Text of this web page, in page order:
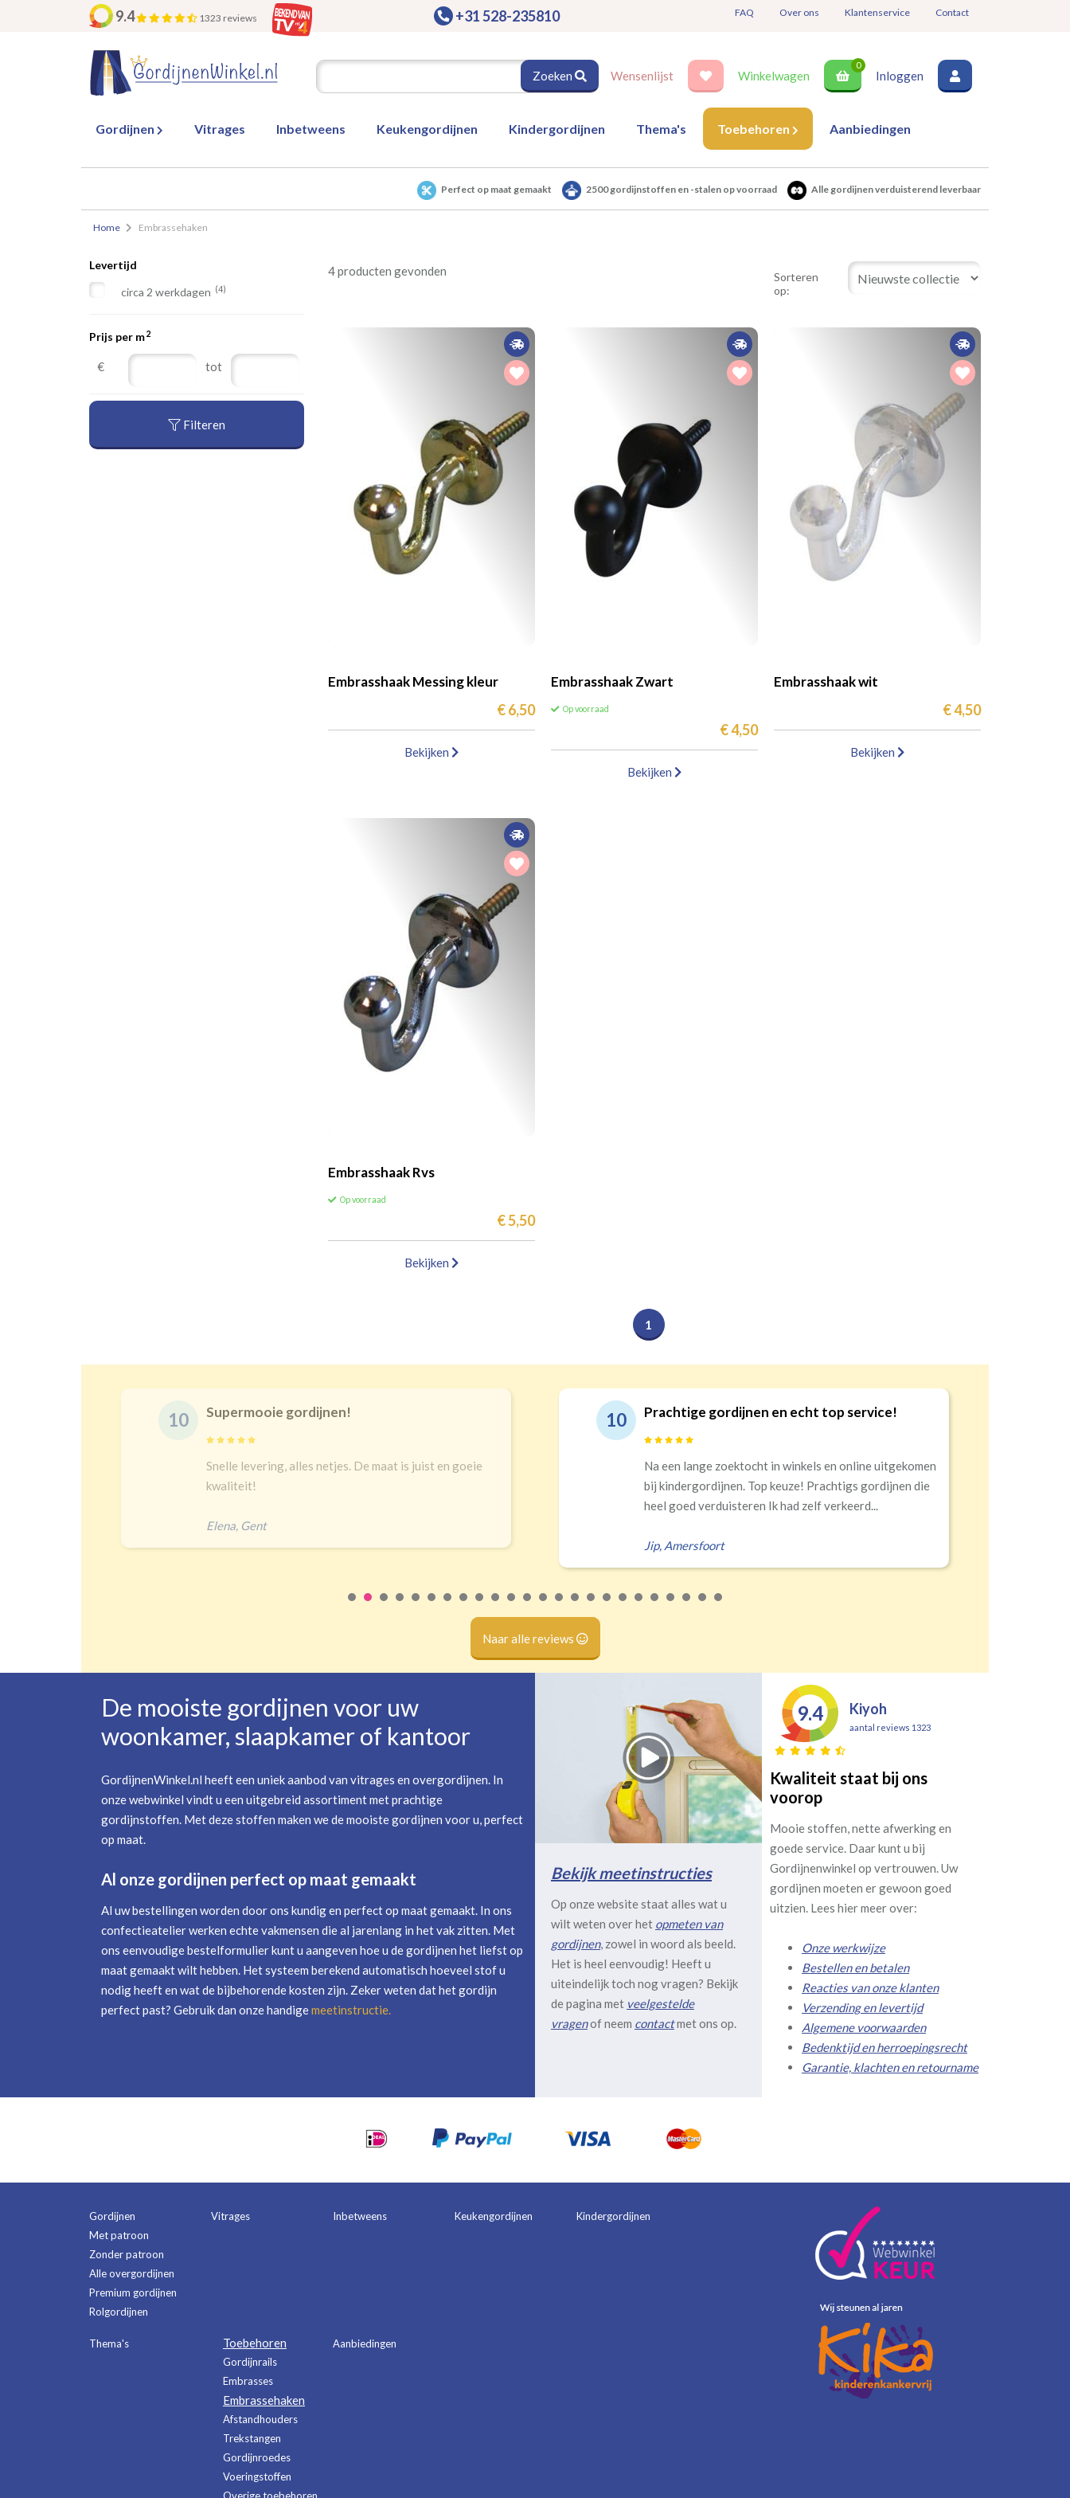
9.4 1323 reviews +31 528-235810 FAQ Over ons Klantenservice Contact
Zoeken Wensenlijst Winkelwagen
0
Inloggen
Gordijnen Vitrages Inbetweens Keukengordijnen Kindergordijnen Thema's Toebehoren Aanbiedingen
Perfect op maat gemaakt 2500 gordijnstoffen en -stalen op voorraad Alle gordijnen verduisterend leverbaar
Home Embrassehaken
Levertijd
circa 2 werkdagen (4)
Prijs per m2
€ tot
Filteren
4 producten gevonden
Sorteren
op:
Embrasshaak Messing kleur
€ 6,50
Bekijken
Embrasshaak Zwart
Op voorraad
€ 4,50
Bekijken
Embrasshaak wit
€ 4,50
Bekijken
Embrasshaak Rvs
Op voorraad
€ 5,50
Bekijken
1
10 Supermooie gordijnen!
Snelle levering, alles netjes. De maat is juist en goeie
kwaliteit!
Elena, Gent
10 Prachtige gordijnen en echt top service!
Na een lange zoektocht in winkels en online uitgekomen
bij kindergordijnen. Top keuze! Prachtigs gordijnen die
heel goed verduisteren Ik had zelf verkeerd...
Jip, Amersfoort
Naar alle reviews
De mooiste gordijnen voor uw
woonkamer, slaapkamer of kantoor
GordijnenWinkel.nl heeft een uniek aanbod van vitrages en overgordijnen. In
onze webwinkel vindt u een uitgebreid assortiment met prachtige
gordijnstoffen. Met deze stoffen maken we de mooiste gordijnen voor u, perfect
op maat.
Al onze gordijnen perfect op maat gemaakt
Al uw bestellingen worden door ons kundig en perfect op maat gemaakt. In ons
confectieatelier werken echte vakmensen die al jarenlang in het vak zitten. Met
ons eenvoudige bestelformulier kunt u aangeven hoe u de gordijnen het liefst op
maat gemaakt wilt hebben. Het systeem berekend automatisch hoeveel stof u
nodig heeft en wat de bijbehorende kosten zijn. Zeker weten dat het gordijn
perfect past? Gebruik dan onze handigemeetinstructie.
Bekijk meetinstructies
Op onze website staat alles wat u
wilt weten over het opmeten van
gordijnen, zowel in woord als beeld.
Het is heel eenvoudig! Heeft u
uiteindelijk toch nog vragen? Bekijk
de pagina met veelgestelde
vragenof neem contactmet ons op.
9.4 Kiyoh
aantal reviews 1323
Kwaliteit staat bij ons
voorop
Mooie stoffen, nette afwerking en
goede service. Daar kunt u bij
Gordijnenwinkel op vertrouwen. Uw
gordijnen moeten er gewoon goed
uitzien. Lees hier meer over:
Onze werkwijze
Bestellen en betalen
Reacties van onze klanten
Verzending en levertijd
Algemene voorwaarden
Bedenktijd en herroepingsrecht
Garantie, klachten en retourname
Gordijnen
Met patroon
Zonder patroon
Alle overgordijnen
Premium gordijnen
Rolgordijnen
Vitrages Inbetweens Keukengordijnen Kindergordijnen
Thema's Toebehoren
Gordijnrails
Embrasses
Embrassehaken
Afstandhouders
Trekstangen
Gordijnroedes
Voeringstoffen
Aanbiedingen